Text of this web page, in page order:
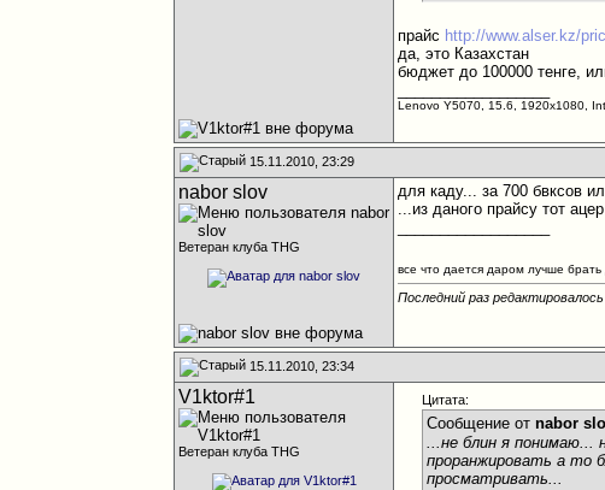
прайс http://www.alser.kz/
да, это Казахстан
бюджет до 100000 тенге,
Lenovo Y5070, 15.6, 1920х1080,
15.11.2010, 23:29
nabor slov
Ветеран клуба THG
для каду... за 700 бвксов
...из даного прайсу тот
все что дается даром лучше брать
Последний раз
15.11.2010, 23:34
V1ktor#1
Ветеран клуба THG
Цитата:
Сообщение отnabor
...не блин я понимаю...
проранжировать а то
просматривать...